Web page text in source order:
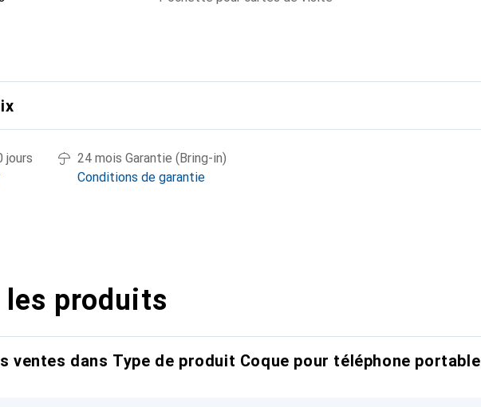
jours
24 mois Garantie (Bring-in)
Conditions de garantie
les produits
ventes dans Type de produit Coque pour téléphone portable